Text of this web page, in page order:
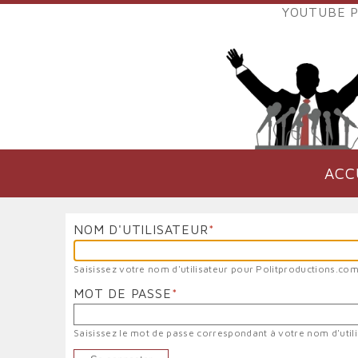
Aller
VERS
YOUTUBE
PRINCIPALE
NOM D'UTILISATEUR
Saisissez votre nom d'utilisateur pour
MOT DE PASSE
Saisissez le mot de passe correspondant à votre nom